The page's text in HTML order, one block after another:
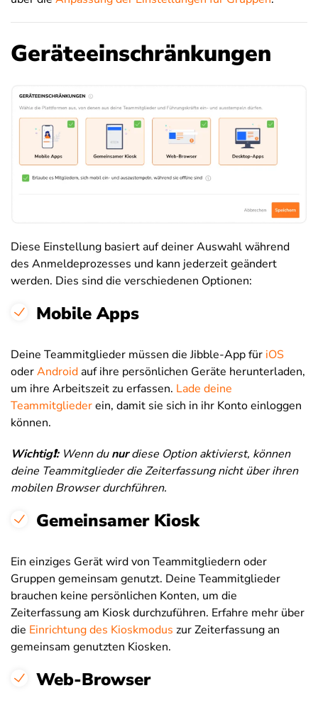
Geräteeinschränkungen
Diese Einstellung basiert auf deiner Auswahl während
des Anmeldeprozesses und kann jederzeit geändert
werden. Dies sind die verschiedenen Optionen:
Mobile Apps
Deine Teammitglieder müssen die Jibble-App für iOS
oderAndroidauf ihre persönlichen Geräte herunterladen,
um ihre Arbeitszeit zu erfassen. Lade deine
Teammitgliederein, damit sie sich in ihr Konto einloggen
können.
Wichtig❗: Wenn dunurdiese Option aktivierst, können
deine Teammitglieder die Zeiterfassung nicht über ihren
mobilen Browser durchführen.
Gemeinsamer Kiosk
Ein einziges Gerät wird von Teammitgliedern oder
Gruppen gemeinsam genutzt. Deine Teammitglieder
brauchen keine persönlichen Konten, um die
Zeiterfassung am Kiosk durchzuführen. Erfahre mehr über
die Einrichtung des Kioskmodus zur Zeiterfassung an
gemeinsam genutzten Kiosken.
Web-Browser